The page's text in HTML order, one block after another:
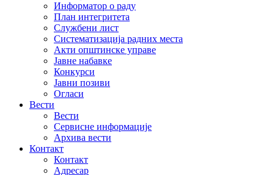
Информатор о раду
План интегритета
Службени лист
Систематизација радних места
Акти општинске управе
Јавне набавке
Конкурси
Јавни позиви
Огласи
Вести
Вести
Сервисне информације
Архива вести
Контакт
Контакт
Адресар